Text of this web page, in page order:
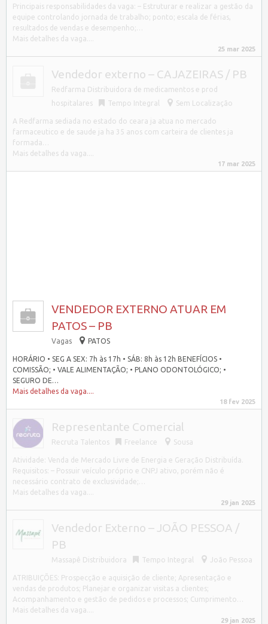
Principais responsabilidades da vaga: – Estruturar e realizar a gestão da
equipe controlando jornada de trabalho; ponto; escala de férias,
resultados de vendas e desempenho;…
Mais detalhes da vaga....
25 mar 2025
Vendedor externo – CAJAZEIRAS / PB
Redfarma Distribuidora de medicamentos e prod
hospitalares
Tempo Integral Sem Localização
A Redfarma sediada no estado do ceara ja atua no mercado
farmaceutico e de saude ja ha 35 anos com carteira de clientes ja
formada…
Mais detalhes da vaga....
17 mar 2025
VENDEDOR EXTERNO ATUAR EM
PATOS – PB
Vagas PATOS
HORÁRIO • SEG A SEX: 7h às 17h • SÁB: 8h às 12h BENEFÍCIOS •
COMISSÃO; • VALE ALIMENTAÇÃO; • PLANO ODONTOLÓGICO; •
SEGURO DE…
Mais detalhes da vaga....
18 fev 2025
Representante Comercial
Recruta Talentos Freelance Sousa
Atividade: Venda de Mercado Livre de Energia e Geração Distribuída.
Requisitos: – Possuir veículo próprio e CNPJ ativo, porém não é
necessário contrato de exclusividade;…
Mais detalhes da vaga....
29 jan 2025
Vendedor Externo – JOÃO PESSOA /
PB
Massapê Distribuidora Tempo Integral João Pessoa
ATRIBUIÇÕES: Prospecção e aquisição de cliente; Apresentação e
vendas de produtos; Planejar e organizar visitas a clientes;
Acompanhamento e gestão de pedidos e processos; Cumprimento…
Mais detalhes da vaga....
29 jan 2025